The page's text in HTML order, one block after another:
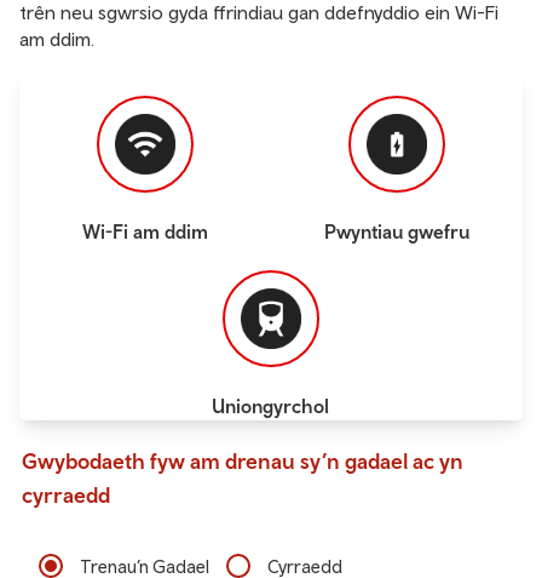
trên neu sgwrsio gyda ffrindiau gan ddefnyddio ein Wi-Fi
am ddim.
Wi-Fi am ddim Pwyntiau gwefru
Uniongyrchol
Gwybodaeth fyw am drenau sy’n gadael ac yn
cyrraedd
Trenau’n Gadael Cyrraedd